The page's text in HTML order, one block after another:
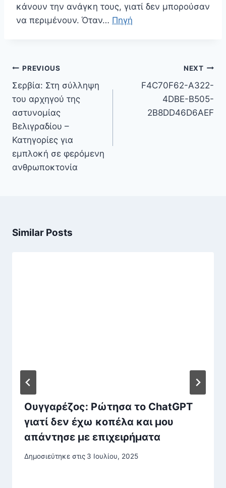
κάνουν την ανάγκη τους, γιατί δεν μπορούσαν
να περιμένουν. Όταν… Πηγή
Πλοήγηση
άρθρων
PREVIOUS
Σερβία: Στη σύλληψη
του αρχηγού της
αστυνομίας
Βελιγραδίου –
Κατηγορίες για
εμπλοκή σε φερόμενη
ανθρωποκτονία
NEXT
F4C70F62-A322-
4DBE-B505-
2B8DD46D6AEF
Similar Posts
Ουγγαρέζος: Ρώτησα το ChatGPT
γιατί δεν έχω κοπέλα και μου
απάντησε με επιχειρήματα
Δημοσιεύτηκε στις 3 Ιουλίου, 2025